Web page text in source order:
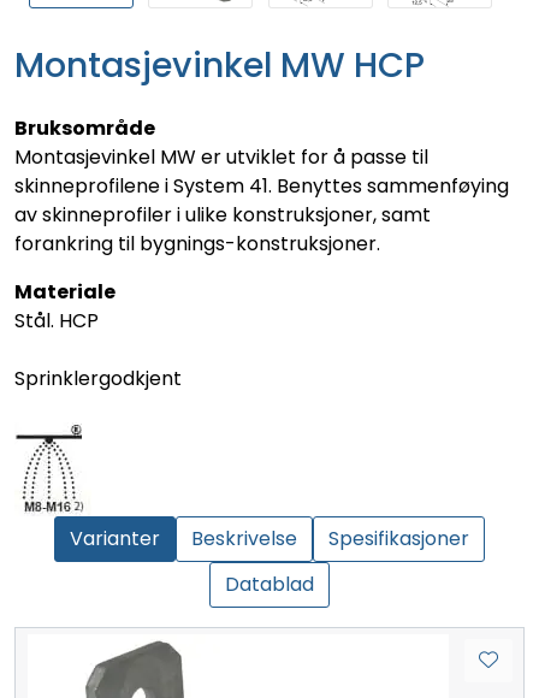
Montasjevinkel MW HCP
Bruksområde
Montasjevinkel MW er utviklet for å passe til
skinneprofilene i System 41. Benyttes sammenføying
av skinneprofiler i ulike konstruksjoner, samt
forankring til bygnings-konstruksjoner.
Materiale
Stål. HCP
Sprinklergodkjent
Varianter Beskrivelse
Spesifikasjoner
Datablad